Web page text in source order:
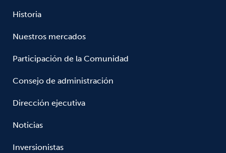
Historia
Nuestros mercados
Participación de la Comunidad
Consejo de administración
Dirección ejecutiva
Noticias
Inversionistas